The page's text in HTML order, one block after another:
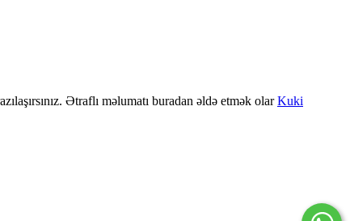
Ətraflı məlumatı buradan əldə etmək olarKuki